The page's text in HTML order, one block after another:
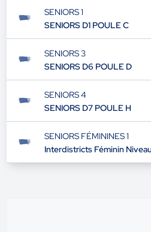
SENIORS 1
SENIORS D1 POULE C
SENIORS 3
SENIORS D6 POULE D
SENIORS 4
SENIORS D7 POULE H
SENIORS FÉMININES 1
Interdistricts Féminin